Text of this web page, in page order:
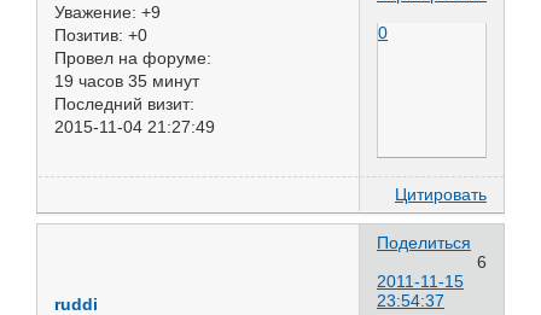
Уважение: +9
Позитив: +0
Провел на форуме:
19 часов 35 минут
Последний визит:
2015-11-04 21:27:49
0
Цитировать
Поделиться
6
2011-11-15
23:54:37
ruddi